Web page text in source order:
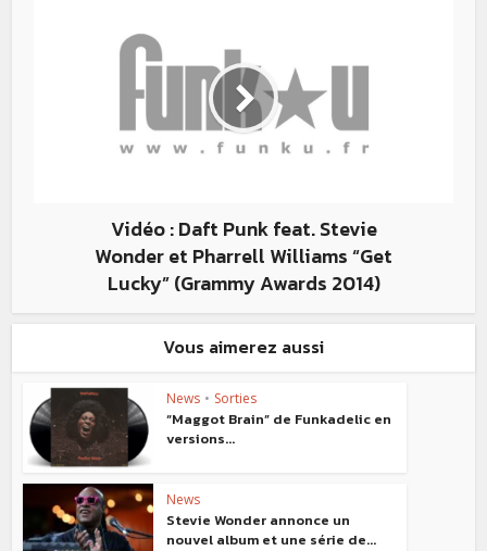
Vidéo : Daft Punk feat. Stevie
Wonder et Pharrell Williams “Get
Lucky” (Grammy Awards 2014)
Vous aimerez aussi
News • Sorties
“Maggot Brain” de Funkadelic en
versions...
News
Stevie Wonder annonce un
nouvel album et une série de...